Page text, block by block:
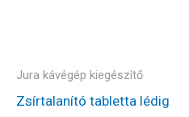
Jura kávégép kiegészítő
Zsírtalanító tabletta lédig